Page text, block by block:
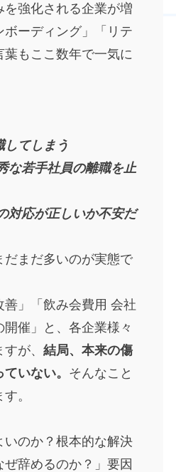
強化される企業が増
ボーディング」「リテ
葉もここ数年で一気に
してしまう
な若手社員の離職を止
対応が正しいか不安だ
だまだ多いのが実態で
善」「飲み会費用 会社
催」と、各企業様々
が、 結局、本来の傷
いない。 そんなこと
。
いのか？根本的な解決
辞めるのか？」要因